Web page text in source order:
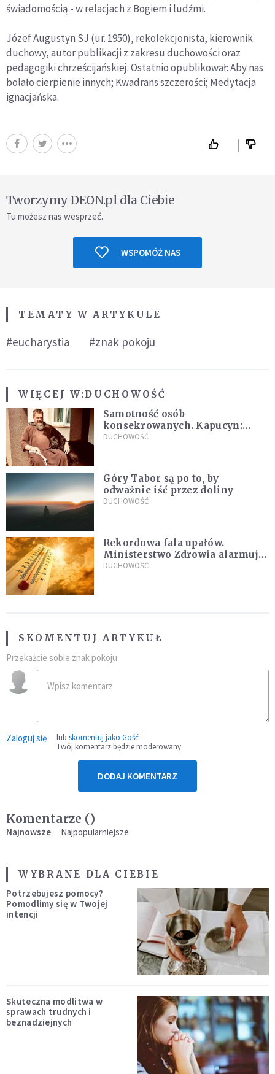
świadomością - w relacjach z Bogiem i ludźmi.
Józef Augustyn SJ (ur. 1950), rekolekcjonista, kierownik
duchowy, autor publikacji z zakresu duchowości oraz
pedagogiki chrześcijańskiej. Ostatnio opublikował: Aby nas
bolało cierpienie innych; Kwadrans szczerości; Medytacja
ignacjańska.
Tworzymy DEON.pl dla Ciebie
Tu możesz nas wesprzeć.
WSPOMÓŻ NAS
TEMATY W ARTYKULE
#eucharystia #znak pokoju
WIĘCEJ W:DUCHOWOŚĆ
Samotność osób
konsekrowanych. Kapucyn:
Życie w pojedynkę rzadko jest
DUCHOWOŚĆ
Góry Tabor są po to, by
odważnie iść przez doliny
DUCHOWOŚĆ
Rekordowa fala upałów.
Ministerstwo Zdrowia alarmuje
po doświadczeniach z czerwca
DUCHOWOŚĆ
SKOMENTUJ ARTYKUŁ
Przekażcie sobie znak pokoju
Zaloguj się lub skomentuj jako Gość
Twój komentarz będzie moderowany
DODAJ KOMENTARZ
Komentarze ()
Najnowsze Najpopularniejsze
WYBRANE DLA CIEBIE
Potrzebujesz pomocy?
Pomodlimy się w Twojej
intencji
Skuteczna modlitwa w
sprawach trudnych i
beznadziejnych